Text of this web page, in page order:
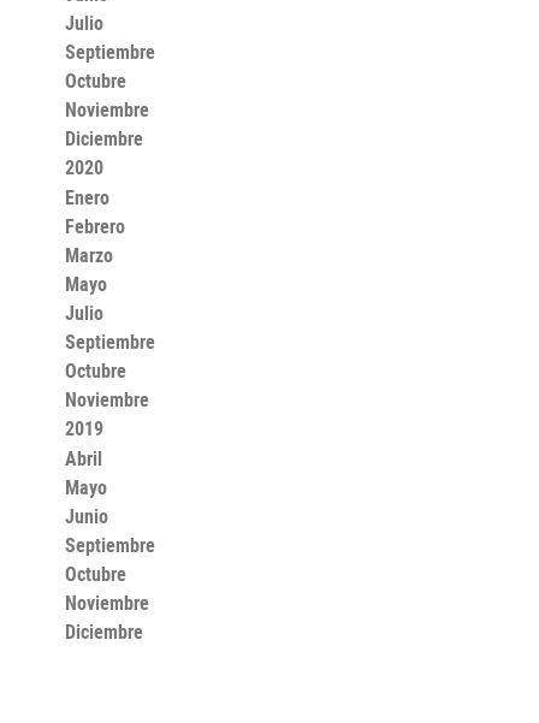
Julio
Septiembre
Octubre
Noviembre
Diciembre
2020
Enero
Febrero
Marzo
Mayo
Julio
Septiembre
Octubre
Noviembre
2019
Abril
Mayo
Junio
Septiembre
Octubre
Noviembre
Diciembre